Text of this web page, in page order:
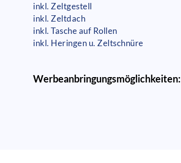
inkl. Zeltgestell
inkl. Zeltdach
inkl. Tasche auf Rollen
inkl. Heringen u. Zeltschnüre
Werbeanbringungsmöglichkeiten: